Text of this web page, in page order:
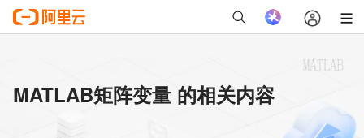
MATLAB矩阵变量 的相关内容